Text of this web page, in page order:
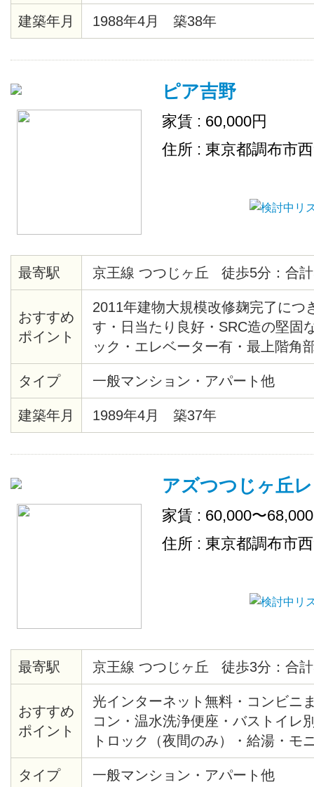
性・居室にTVインターホンがあ
ディンプルキー対応し、中廊下な
可能・フローリング、BS/CS対応
新宿まで15分
建築年月 1988年4月 築38年
ピア吉野
家賃 : 60,000円
住所 : 東京都調布市
最寄駅 京王線 つつじヶ丘 徒歩5分：合
おすすめ
ポイント
2011年建物大規模改修麹完了につ
す・日当たり良好・SRC造の堅固
ック・エレベーター有・最上階角
キッチン仕様・室内とてもキレイ
ル対応・2/281迄に契約完了する
タイプ 一般マンション・アパート他
建築年月 1989年4月 築37年
アズつつじヶ丘
家賃 : 60,000〜
住所 : 東京都調布市
最寄駅 京王線 つつじヶ丘 徒歩3分：合
おすすめ
ポイント
光インターネット無料・コンビニ
コン・温水洗浄便座・バストイレ
トロック（夜間のみ）・給湯・モ
ーホン
タイプ
一般マンション・アパート他